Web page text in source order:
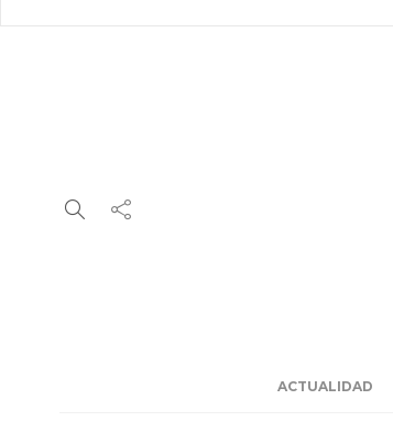
ACTUALIDAD